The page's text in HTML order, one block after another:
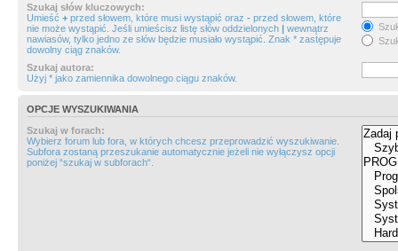
Szukaj słów kluczowych:
Umieść + przed słowem, które musi wystąpić oraz - przed słowem, które
nie może wystąpić. Jeśli umieścisz listę słów oddzielonych | wewnątrz
nawiasów, tylko jedno ze słów będzie musiało wystąpić. Znak * zastępuje
dowolny ciąg znaków.
Szukaj autora:
Użyj * jako zamiennika dowolnego ciągu znaków.
OPCJE WYSZUKIWANIA
Szukaj w forach:
Wybierz forum lub fora, w których chcesz przeprowadzić wyszukiwanie.
Subfora zostaną przeszukanie automatycznie jeżeli nie wyłączysz opcji
poniżej “szukaj w subforach“.